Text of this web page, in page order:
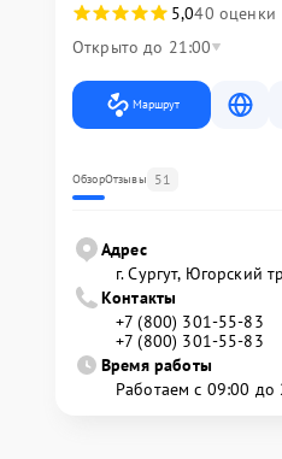
5,040 оценки
Открыто до 21:00
Маршрут
ОбзорОтзывы 51
Адрес
г. Сургут, Югорский
Контакты
+7 (800) 301-55-83
+7 (800) 301-55-83
Время работы
Работаем с 09:00 до